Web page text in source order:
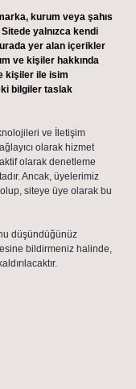
kurum veya şahıs
yalnızca kendi
yer alan içerikler
ve kişiler hakkında
kişiler ile isim
bilgiler taslak
ve İletişim
olarak hizmet
olarak denetleme
Ancak, üyelerimiz
siteye üye olarak bu
düşündüğünüz
bildirmeniz halinde,